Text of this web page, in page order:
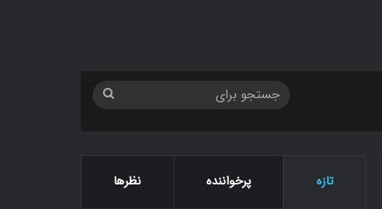
تازه پرخواننده نظرها